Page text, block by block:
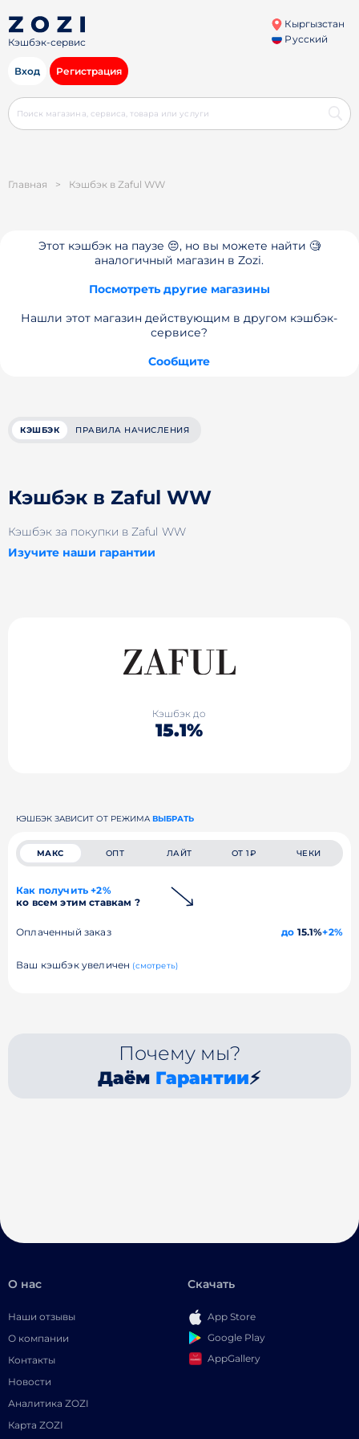
Кэшбэк-сервис
Кыргызстан
Русский
Вход Регистрация
Главная > Кэшбэк в Zaful WW
Этот кэшбэк на паузе 😔, но вы можете найти 🧐
аналогичный магазин в Zozi.
Посмотреть другие магазины
Нашли этот магазин действующим в другом кэшбэк-
сервисе?
Сообщите
КЭШБЭК ПРАВИЛА НАЧИСЛЕНИЯ
Кэшбэк в Zaful WW
Кэшбэк за покупки в Zaful WW
Изучите наши гарантии
Кэшбэк до
15.1%
КЭШБЭК ЗАВИСИТ ОТ РЕЖИМА ВЫБРАТЬ
МАКС ОПТ ЛАЙТ ОТ 1₽ ЧЕКИ
Как получить +2%
ко всем этим ставкам ?
Оплаченный заказ до 15.1%+2%
Ваш кэшбэк увеличен (смотреть)
Почему мы?
Даём Гарантии⚡
О нас
Наши отзывы
О компании
Контакты
Новости
Аналитика ZOZI
Карта ZOZI
Скачать
App Store
Google Play
AppGallery